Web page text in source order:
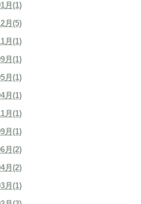
月(1)
月(5)
月(1)
月(1)
月(1)
月(1)
月(1)
月(1)
月(2)
月(2)
月(1)